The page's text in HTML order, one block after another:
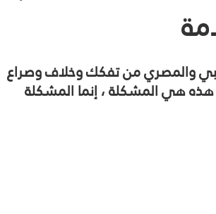
والمصري من تفكك وخلاف وصراع
هي المشكلة ، إنما المشكلة